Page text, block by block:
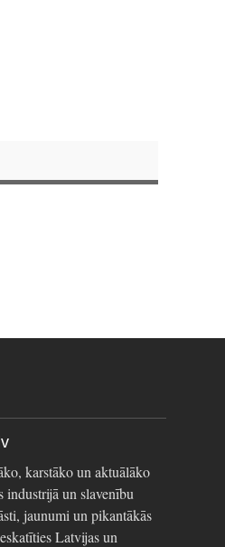
karstāko un aktuālāko
un slavenību
jaunumi un pikantākās
Latvijas un